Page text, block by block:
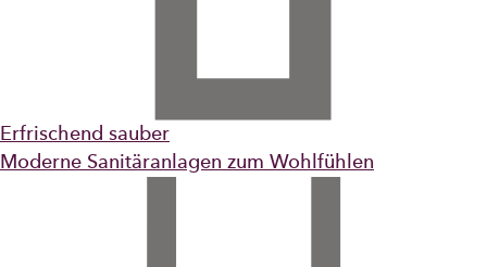
Erfrischend sauber
Moderne Sanitäranlagen zum Wohlfühlen